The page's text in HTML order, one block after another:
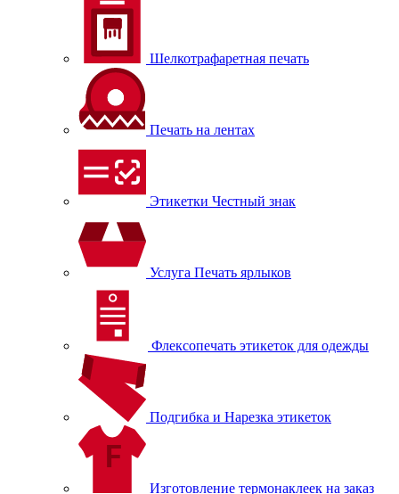
Шелкотрафаретная печать
Печать на лентах
Этикетки Честный знак
Услуга Печать ярлыков
Флексопечать этикеток для одежды
Подгибка и Нарезка этикеток
Изготовление термонаклеек на заказ